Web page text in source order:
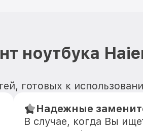
ноутбука
готовых к
Надежные
В случае, когда Вы